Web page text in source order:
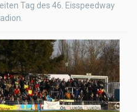
Tag des 46. Eisspeedway